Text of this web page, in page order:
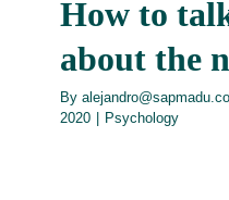
How to
about the
By
2020
Psychology